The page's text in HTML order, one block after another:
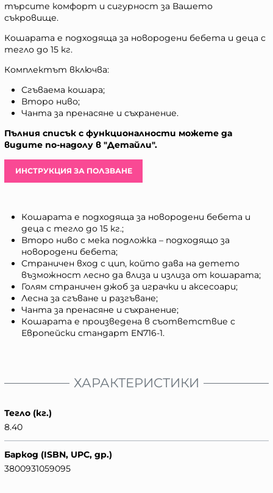
търсите комфорт и сигурност за Вашето
съкровище.
Кошарата е подходяща за новородени бебета и деца с
тегло до 15 кг.
Комплектът включва:
Сгъваема кошара;
Второ ниво;
Чанта за пренасяне и съхранение.
Пълния списък с функционалности можете да
видите по-надолу в "Детайли".
ИНСТРУКЦИЯ ЗА ПОЛЗВАНЕ
Кошарата е подходяща за новородени бебета и
деца с тегло до 15 кг.;
Второ ниво с мека подложка – подходящо за
новородени бебета;
Страничен вход с цип, който дава на детето
възможност лесно да влиза и излиза от кошарата;
Голям страничен джоб за играчки и аксесоари;
Лесна за сгъване и разгъване;
Чанта за пренасяне и съхранение;
Кошарата е произведена в съответствие с
Европейски стандарт EN716-1.
ХАРАКТЕРИСТИКИ
Тегло (кг.)
8.40
Баркод (ISBN, UPC, др.)
3800931059095